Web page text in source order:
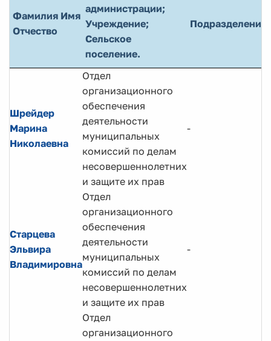
Фамилия Имя
Отчество
администрации;
Учреждение;
Сельское
поселение.
Подразделение
Шрейдер
Марина
Николаевна
Отдел
организационного
обеспечения
деятельности
муниципальных
комиссий по делам
несовершеннолетних
и защите их прав
-
Старцева
Эльвира
Владимировна
Отдел
организационного
обеспечения
деятельности
муниципальных
комиссий по делам
несовершеннолетних
и защите их прав
-
Отдел
организационного